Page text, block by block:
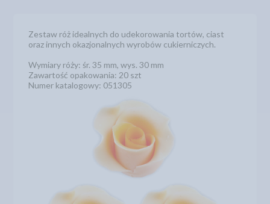
Zestaw róż idealnych do udekorowania tortów, ciast
oraz innych okazjonalnych wyrobów cukierniczych.
Wymiary róży: śr. 35 mm, wys. 30 mm
Zawartość opakowania: 20 szt
Numer katalogowy: 051305